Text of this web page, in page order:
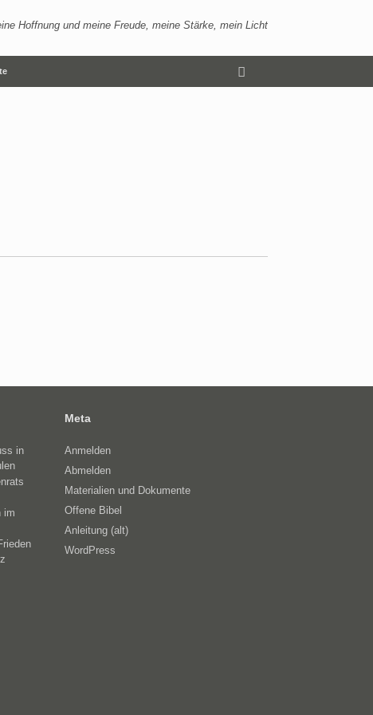
Hoffnung und meine Freude, meine Stärke, mein Licht
in
im
Meta
Anmelden
Abmelden
Materialien und Dokumente
Offene Bibel
Anleitung (alt)
WordPress